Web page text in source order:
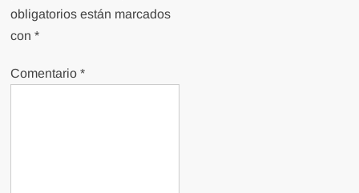
obligatorios están marcados
con*
Comentario*